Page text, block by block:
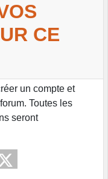
CE
un compte et
Toutes les
seront